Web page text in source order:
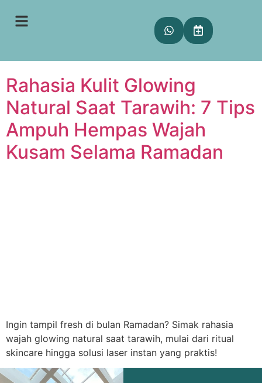
Tag:
glowing natural
Rahasia Kulit Glowing
Natural Saat Tarawih: 7 Tips
Ampuh Hempas Wajah
Kusam Selama Ramadan
Ingin tampil fresh di bulan Ramadan? Simak rahasia
wajah glowing natural saat tarawih, mulai dari ritual
skincare hingga solusi laser instan yang praktis!